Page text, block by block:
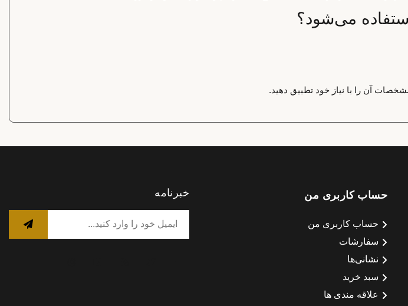
آن را با نیاز خود تطبیق دهید.
حساب کاربری من
حساب کاربری من
سفارشات
نشانی‌ها
سبد خرید
علاقه مندی ها
خبرنامه